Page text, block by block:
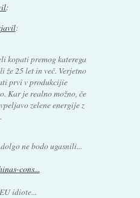
:
:
kopati premog katerega
že 25 let in več. Verjetno
prvi v produkcijie
Kar je realno možno, če
zelene energije z
ne bodo ugasnili...
cons...
idiote...